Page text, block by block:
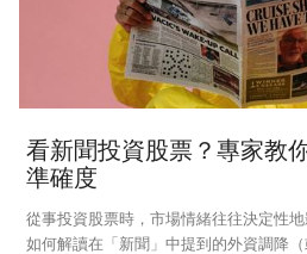
「錢」，所以在公告上都是以元（新台
股利來說，台灣
看新聞投資股票？專家教
準確度
從事投資股票時，市場情緒往往決定性
如何解讀在「新聞」中提到的外資調降（